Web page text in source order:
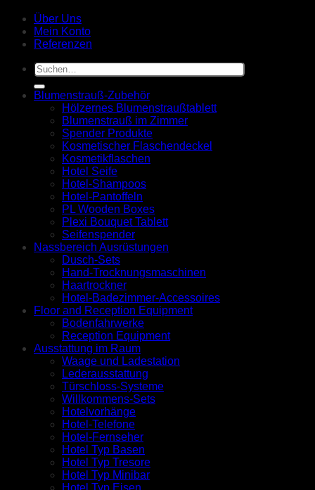
Über Uns
Mein Konto
Referenzen
Suche
nach:
Blumenstrauß-Zubehör
Hölzernes Blumenstraußtablett
Blumenstrauß im Zimmer
Spender Produkte
Kosmetischer Flaschendeckel
Kosmetikflaschen
Hotel Seife
Hotel-Shampoos
Hotel-Pantoffeln
PL Wooden Boxes
Plexi Bouquet Tablett
Seifenspender
Nassbereich Ausrüstungen
Dusch-Sets
Hand-Trocknungsmaschinen
Haartrockner
Hotel-Badezimmer-Accessoires
Floor and Reception Equipment
Bodenfahrwerke
Reception Equipment
Ausstattung im Raum
Waage und Ladestation
Lederausstattung
Türschloss-Systeme
Willkommens-Sets
Hotelvorhänge
Hotel-Telefone
Hotel-Fernseher
Hotel Typ Basen
Hotel Typ Tresore
Hotel Typ Minibar
Hotel Typ Eisen